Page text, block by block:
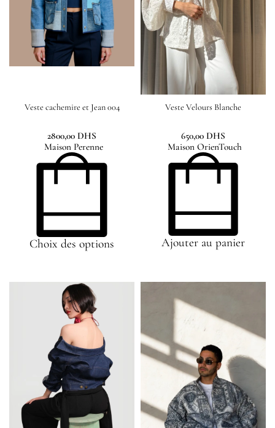
Veste cachemire et Jean 004
Maison Perenne
2800,00 DHS
Choix des options
Veste Velours Blanche
Maison OrienTouch
650,00 DHS
Ajouter au panier